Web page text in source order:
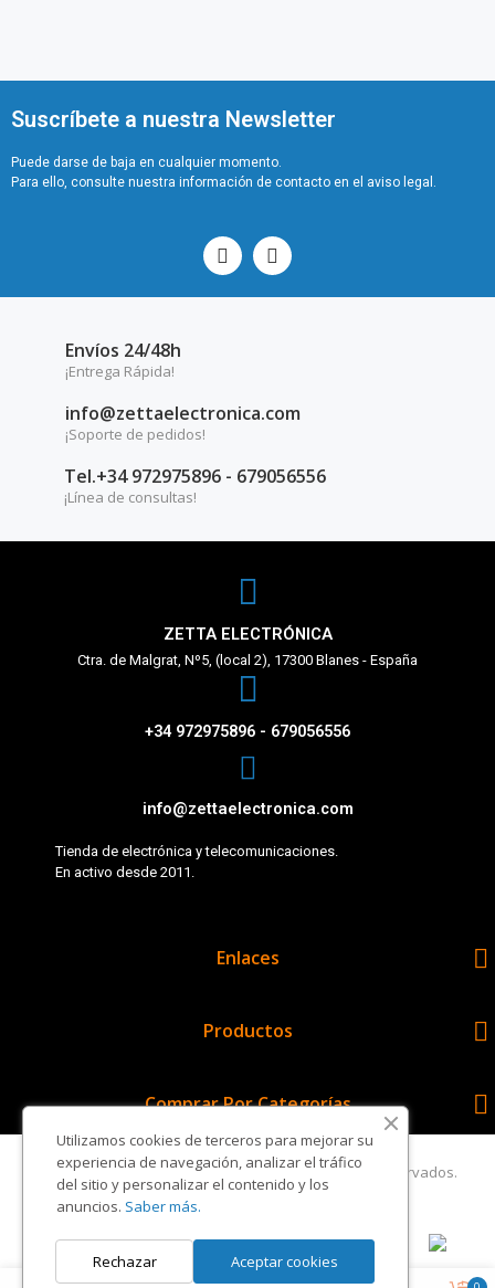
Suscríbete a nuestra Newsletter
Puede darse de baja en cualquier momento.
Para ello, consulte nuestra información de contacto en el aviso legal.
Envíos 24/48h
¡Entrega Rápida!
info@zettaelectronica.com
¡Soporte de pedidos!
Tel.+34 972975896 - 679056556
¡Línea de consultas!
ZETTA ELECTRÓNICA
Ctra. de Malgrat, Nº5, (local 2), 17300 Blanes - España
+34 972975896 - 679056556
info@zettaelectronica.com
Tienda de electrónica y telecomunicaciones.
En activo desde 2011.
Enlaces 
Productos 
Comprar Por Categorías 
Copyright © Zetta Electrónica. Todos los derechos reservados.
Utilizamos cookies de terceros para mejorar su
experiencia de navegación, analizar el tráfico
del sitio y personalizar el contenido y los
anuncios. Saber más.
Aceptar cookies
Rechazar